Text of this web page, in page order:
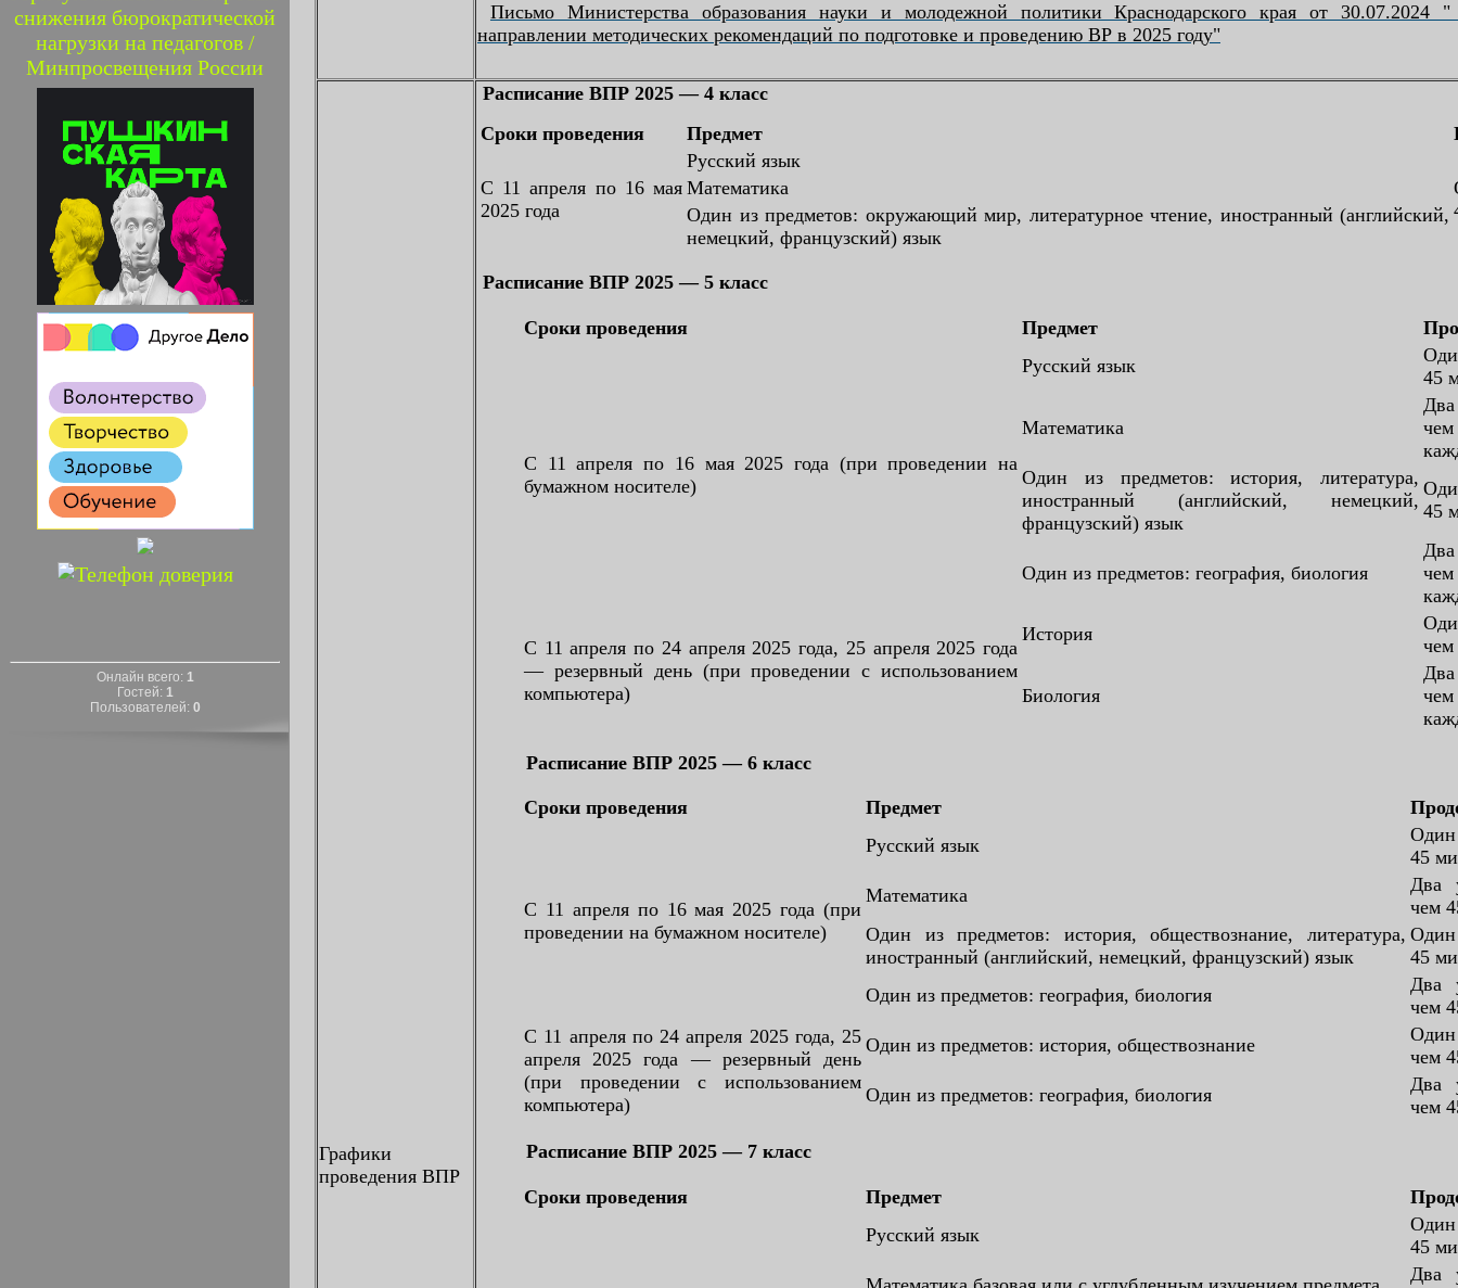
Онлайн всего: 1
Гостей: 1
Пользователей: 0
Письмо Министерства образования науки и молодежной политики Краснодарского края от 30.07.2024
направлении методических рекомендаций по подготовке и проведению ВР в 2025 году"
Графики
проведения ВПР
Расписание ВПР 2025 — 4 класс
Сроки проведения
Предмет
С 11 апреля по 16 мая
2025 года
Русский язык
Математика
Один из предметов: окружающий мир, литературное чтение, иностранный (английский,
немецкий, французский) язык
Расписание ВПР 2025 — 5 класс
Сроки проведения Предмет
С 11 апреля по 16 мая 2025 года (при проведении на
бумажном носителе)
Русский язык
45
Математика
Один из предметов: история, литература,
иностранный (английский, немецкий,
французский) язык
45
Один из предметов: география, биология
С 11 апреля по 24 апреля 2025 года, 25 апреля 2025 года
— резервный день (при проведении с использованием
компьютера)
История
Биология
Расписание ВПР 2025 — 6 класс
Сроки проведения Предмет
С 11 апреля по 16 мая 2025 года (при
проведении на бумажном носителе)
Русский язык
45
Математика
Два
чем
Один из предметов: история, обществознание, литература,
иностранный (английский, немецкий, французский) язык
45
Один из предметов: география, биология
Два
чем
С 11 апреля по 24 апреля 2025 года, 25
апреля 2025 года — резервный день
(при проведении с использованием
компьютера)
Один из предметов: история, обществознание
чем
Один из предметов: география, биология
Два
чем
Расписание ВПР 2025 — 7 класс
Сроки проведения Предмет
Русский язык
45
Два